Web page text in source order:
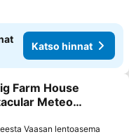
Katso hinnat
Farm House
Meteor
Vaasan lentoasema